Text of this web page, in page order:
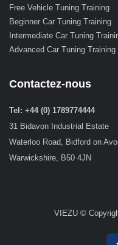
Free Vehicle Tuning Training
Beginner Car Tuning Training
Intermediate Car Tuning
Advanced Car Tuning Training
Contactez-nous
Tel: +44 (0) 1789774444
31 Bidavon Industrial Estate
Waterloo Road, Bidford on
Warwickshire, B50 4JN
VIEZU ©